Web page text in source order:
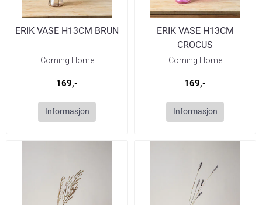
ERIK VASE H13CM BRUN
Coming Home
169,-
Informasjon
ERIK VASE H13CM
CROCUS
Coming Home
169,-
Informasjon